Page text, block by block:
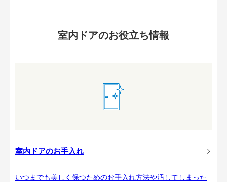
室内ドアのお役立ち情報
室内ドアのお手入れ
いつまでも美しく保つためのお手入れ方法や汚してしまった